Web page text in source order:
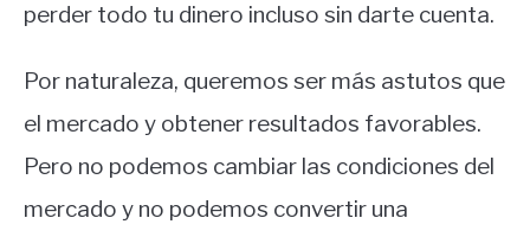
perder todo tu dinero incluso sin darte cuenta.
Por naturaleza, queremos ser más astutos que
el mercado y obtener resultados favorables.
Pero no podemos cambiar las condiciones del
mercado y no podemos convertir una